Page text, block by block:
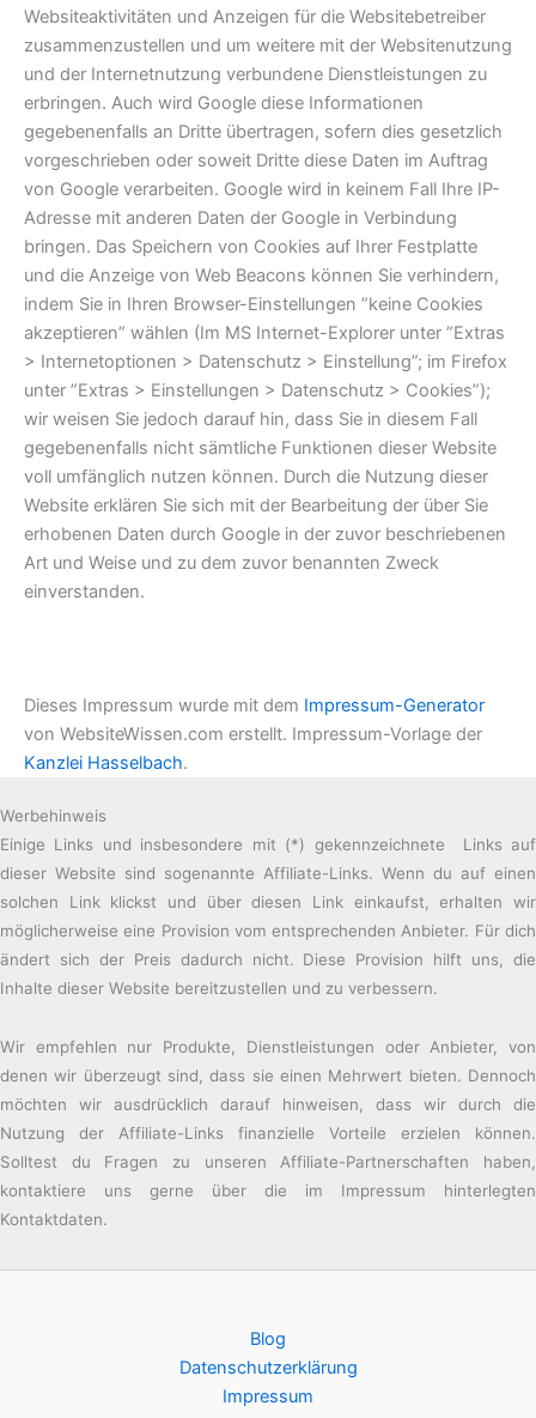
Websiteaktivitäten und Anzeigen für die Websitebetreiber
zusammenzustellen und um weitere mit der Websitenutzung
und der Internetnutzung verbundene Dienstleistungen zu
erbringen. Auch wird Google diese Informationen
gegebenenfalls an Dritte übertragen, sofern dies gesetzlich
vorgeschrieben oder soweit Dritte diese Daten im Auftrag
von Google verarbeiten. Google wird in keinem Fall Ihre IP-
Adresse mit anderen Daten der Google in Verbindung
bringen. Das Speichern von Cookies auf Ihrer Festplatte
und die Anzeige von Web Beacons können Sie verhindern,
indem Sie in Ihren Browser-Einstellungen ”keine Cookies
akzeptieren” wählen (Im MS Internet-Explorer unter ”Extras
> Internetoptionen > Datenschutz > Einstellung”; im Firefox
unter ”Extras > Einstellungen > Datenschutz > Cookies”);
wir weisen Sie jedoch darauf hin, dass Sie in diesem Fall
gegebenenfalls nicht sämtliche Funktionen dieser Website
voll umfänglich nutzen können. Durch die Nutzung dieser
Website erklären Sie sich mit der Bearbeitung der über Sie
erhobenen Daten durch Google in der zuvor beschriebenen
Art und Weise und zu dem zuvor benannten Zweck
einverstanden.
Dieses Impressum wurde mit dem Impressum-Generator
von WebsiteWissen.com erstellt. Impressum-Vorlage der
Kanzlei Hasselbach.
Werbehinweis
Einige Links und insbesondere mit (*) gekennzeichnete Links auf
dieser Website sind sogenannte Affiliate-Links. Wenn du auf einen
solchen Link klickst und über diesen Link einkaufst, erhalten wir
möglicherweise eine Provision vom entsprechenden Anbieter. Für dich
ändert sich der Preis dadurch nicht. Diese Provision hilft uns, die
Inhalte dieser Website bereitzustellen und zu verbessern.
Wir empfehlen nur Produkte, Dienstleistungen oder Anbieter, von
denen wir überzeugt sind, dass sie einen Mehrwert bieten. Dennoch
möchten wir ausdrücklich darauf hinweisen, dass wir durch die
Nutzung der Affiliate-Links finanzielle Vorteile erzielen können.
Solltest du Fragen zu unseren Affiliate-Partnerschaften haben,
kontaktiere uns gerne über die im Impressum hinterlegten
Kontaktdaten.
Blog
Datenschutzerklärung
Impressum